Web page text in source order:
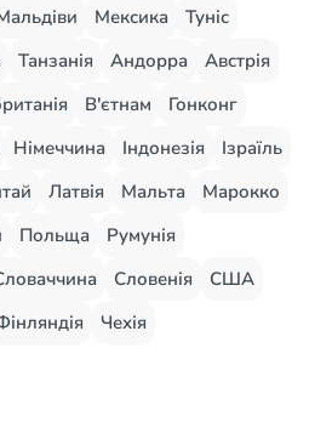
Мексика
Туніс
Танзанія Андорра
Австрія
В'єтнам
Гонконг
Німеччина Індонезія
Ізраїль
Латвія Мальта
Марокко
Польща
Румунія
Словенія
США
Чехія